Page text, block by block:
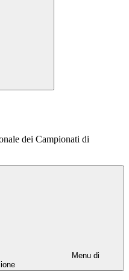
dei Campionati di
Menu di